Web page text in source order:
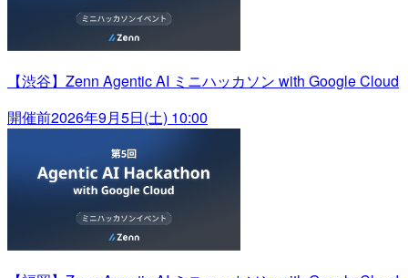
【渋谷】Zenn Agentic AI ミニハッカソン with Google Cloud
開催前2026年9月5日(土) 10:00